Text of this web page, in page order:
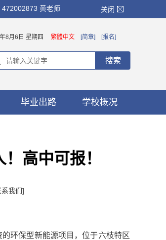
472002873 黄老师 关闭
8月6日 星期四 繁體中文 [简章] [报名]
搜索
毕业出路 学校概况
高中可报！
系我们]
环保型新能源项目，位于六枝特区